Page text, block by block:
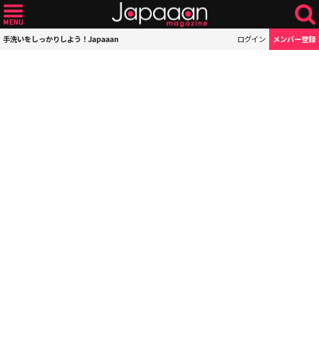
手洗いをしっかりしよう！Japaaan ログイン メンバー登録